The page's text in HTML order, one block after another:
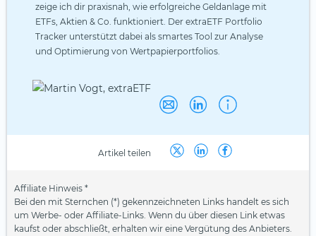
zeige ich dir praxisnah, wie erfolgreiche Geldanlage mit
ETFs, Aktien & Co. funktioniert. Der extraETF Portfolio
Tracker unterstützt dabei als smartes Tool zur Analyse
und Optimierung von Wertpapierportfolios.
Artikel teilen
Affiliate Hinweis *
Bei den mit Sternchen (*) gekennzeichneten Links handelt es sich
um Werbe- oder Affiliate-Links. Wenn du über diesen Link etwas
kaufst oder abschließt, erhalten wir eine Vergütung des Anbieters.